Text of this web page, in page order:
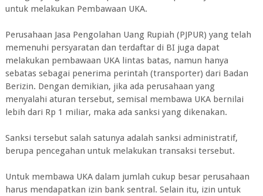
untuk melakukan Pembawaan UKA.
Perusahaan Jasa Pengolahan Uang Rupiah (PJPUR) yang telah
memenuhi persyaratan dan terdaftar di BI juga dapat
melakukan pembawaan UKA lintas batas, namun hanya
sebatas sebagai penerima perintah (transporter) dari Badan
Berizin. Dengan demikian, jika ada perusahaan yang
menyalahi aturan tersebut, semisal membawa UKA bernilai
lebih dari Rp 1 miliar, maka ada sanksi yang dikenakan.
Sanksi tersebut salah satunya adalah sanksi administratif,
berupa pencegahan untuk melakukan transaksi tersebut.
Untuk membawa UKA dalam jumlah cukup besar perusahaan
harus mendapatkan izin bank sentral. Selain itu, izin untuk